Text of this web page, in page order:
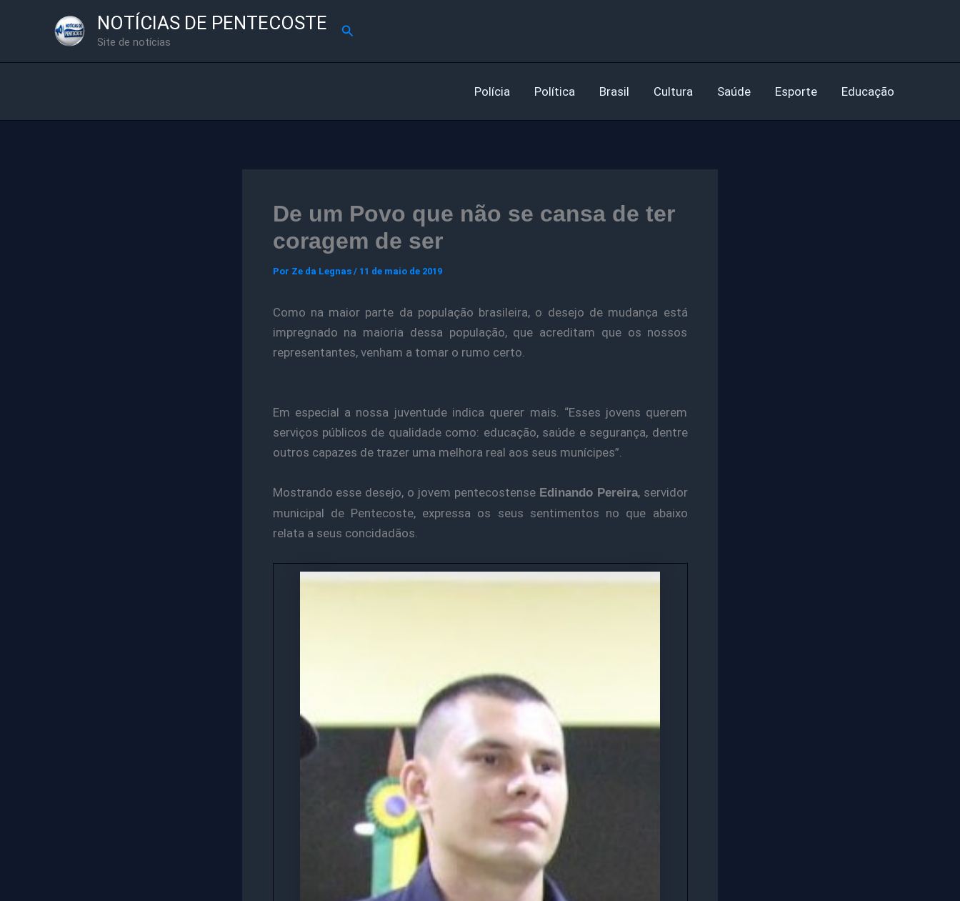
NOTÍCIAS DE PENTECOSTE
Site de notícias
Pesquisar
Polícia Política Brasil Cultura Saúde Esporte Educação
De um Povo que não se cansa de ter
coragem de ser
Por Ze da Legnas / 11 de maio de 2019
Como na maior parte da população brasileira, o desejo de mudança está
impregnado na maioria dessa população, que acreditam que os nossos
representantes, venham a tomar o rumo certo.
Em especial a nossa juventude indica querer mais. “Esses jovens querem
serviços públicos de qualidade como: educação, saúde e segurança, dentre
outros capazes de trazer uma melhora real aos seus munícipes”.
Mostrando esse desejo, o jovem pentecostense Edinando Pereira, servidor
municipal de Pentecoste, expressa os seus sentimentos no que abaixo
relata a seus concidadãos.